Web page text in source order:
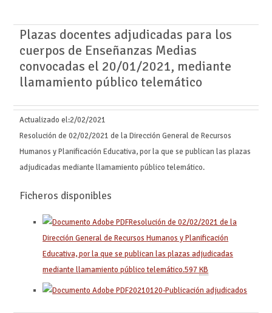
Plazas docentes adjudicadas para los
cuerpos de Enseñanzas Medias
convocadas el 20/01/2021, mediante
llamamiento público telemático
Actualizado el:2/02/2021
Resolución de 02/02/2021 de la Dirección General de Recursos
Humanos y Planificación Educativa, por la que se publican las plazas
adjudicadas mediante llamamiento público telemático.
Ficheros disponibles
Resolución de 02/02/2021 de la
Dirección General de Recursos Humanos y Planificación
Educativa, por la que se publican las plazas adjudicadas
mediante llamamiento público telemático.597KB
20210120-Publicación adjudicados